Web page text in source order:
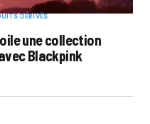
DÉRIVÉS
une collection
Blackpink